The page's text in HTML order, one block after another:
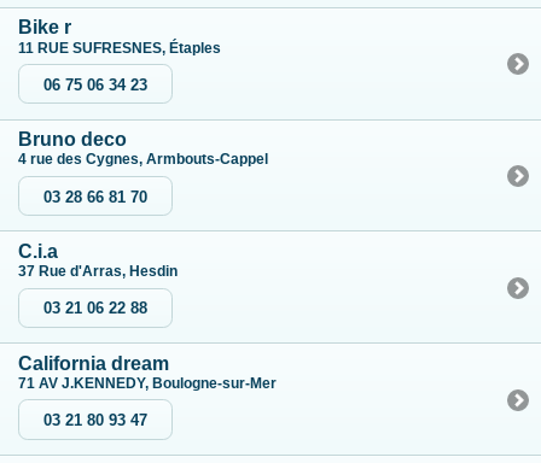
Bike r
11 RUE SUFRESNES, Étaples
06 75 06 34 23
Bruno deco
4 rue des Cygnes, Armbouts-Cappel
03 28 66 81 70
C.i.a
37 Rue d'Arras, Hesdin
03 21 06 22 88
California dream
71 AV J.KENNEDY, Boulogne-sur-Mer
03 21 80 93 47